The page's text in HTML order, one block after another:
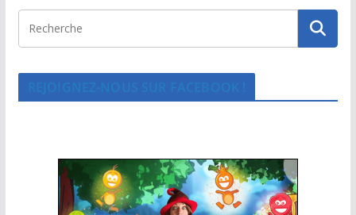
REJOIGNEZ-NOUS SUR FACEBOOK !